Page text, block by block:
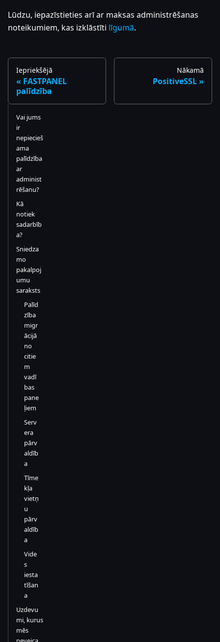
Lūdzu, iepazīstieties arī ar maksas administrēšanas
noteikumiem, kas izklāstīti līgumā.
Iepriekšējā
FASTPANEL
palīdzība
Nākamā
PositiveSSL
Vai jums
ir
nepiecieš
ama
palīdzība
ar
administ
rēšanu?
Kā
notiek
sadarbīb
a?
Sniedza
mo
pakalpoj
umu
saraksts
Palīd
zība
migr
ācijā
no
citie
m
vadī
bas
pane
ļiem
Serv
era
pārv
aldīb
a
Tīme
kļa
vietņ
u
pārv
aldīb
a
Vide
s
iesta
tīšan
a
Uzdevu
mi, kurus
mēs